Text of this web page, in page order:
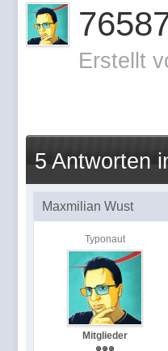
Erstellt
5 Antworten
Maxmilian Wust
Typonaut
Mitglieder